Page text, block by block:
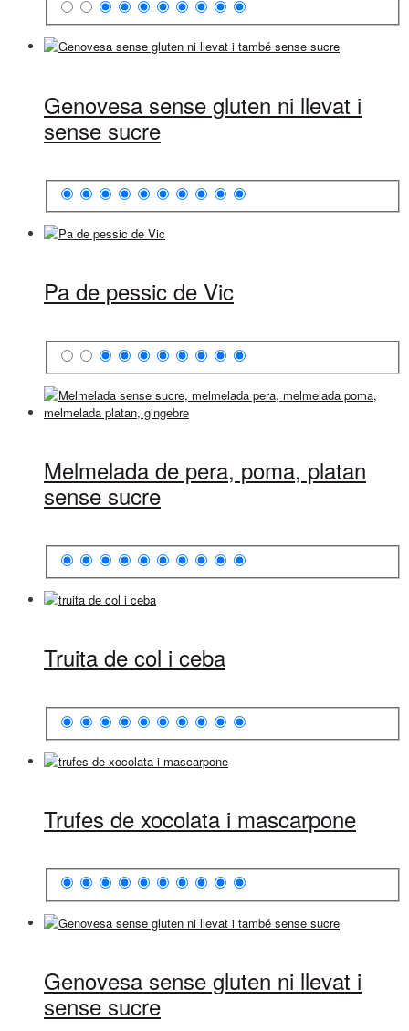
Genovesa sense gluten ni llevat i
sense sucre
Pa de pessic de Vic
Melmelada de pera, poma, platan
sense sucre
Truita de col i ceba
Trufes de xocolata i mascarpone
Genovesa sense gluten ni llevat i
sense sucre